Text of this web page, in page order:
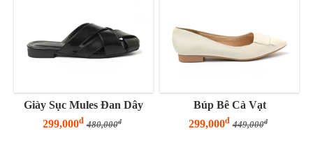
Giày Sục Mules Đan Dây
299,000đ 480,000đ
Búp Bê Cà Vạt
299,000đ 449,000đ